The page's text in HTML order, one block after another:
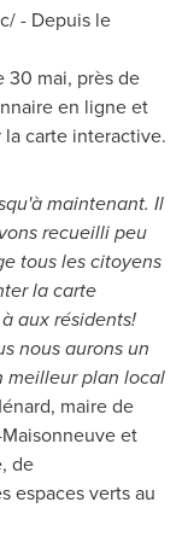
- Depuis le
30 mai, près de
en ligne et
la carte interactive.
maintenant. Il
recueilli peu
tous les citoyens
la carte
aux résidents!
nous aurons un
meilleur plan local
maire de
et
de
espaces verts au